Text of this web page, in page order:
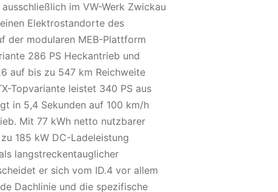
im VW-Werk Zwickau
Elektrostandorte des
der modularen MEB-Plattform
286 PS Heckantrieb und
auf bis zu 547 km Reichweite
Topvariante leistet 340 PS aus
in 5,4 Sekunden auf 100 km/h
Mit 77 kWh netto nutzbarer
185 kW DC-Ladeleistung
langstreckentauglicher
er sich vom ID.4 vor allem
Dachlinie und die spezifische